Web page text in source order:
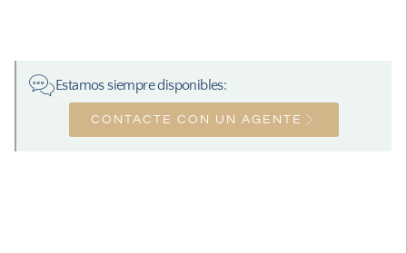
Estamos siempre disponibles:
CONTACTE CON UN AGENTE